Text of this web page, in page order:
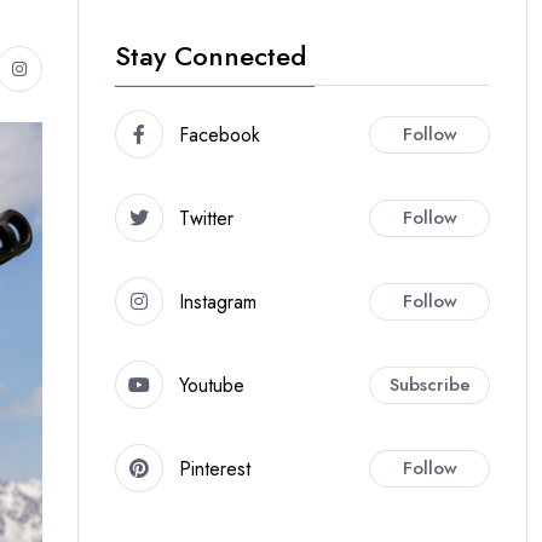
Stay Connected
Facebook Follow
Twitter Follow
Instagram Follow
Youtube Subscribe
Pinterest Follow